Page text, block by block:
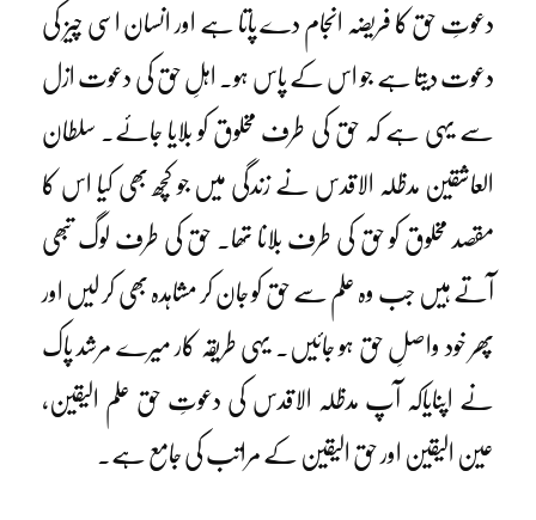
دعوتِ حق کا فریضہ انجام دے پاتا ہے اور انسان اسی چیز کی
دعوت دیتا ہے جو اس کے پاس ہو۔ اہلِ حق کی دعوت ازل
سے یہی ہے کہ حق کی طرف مخلوق کو بلایا جائے۔ سلطان
العاشقین مدظلہ الاقدس نے زندگی میں جو کچھ بھی کیا اس کا
مقصد مخلوق کو حق کی طرف بلانا تھا۔ حق کی طرف لوگ تبھی
آتے ہیں جب وہ علم سے حق کو جان کر مشاہدہ بھی کر لیں اور
پھر خود واصلِ حق ہو جائیں۔ یہی طریقہ کار میرے مرشد پاک
نے اپنایاکہ آپ مدظلہ الاقدس کی دعوتِ حق علم الیقین،
عین الیقین اور حق الیقین کے مراتب کی جامع ہے۔